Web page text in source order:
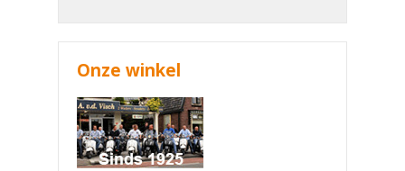
Onze winkel